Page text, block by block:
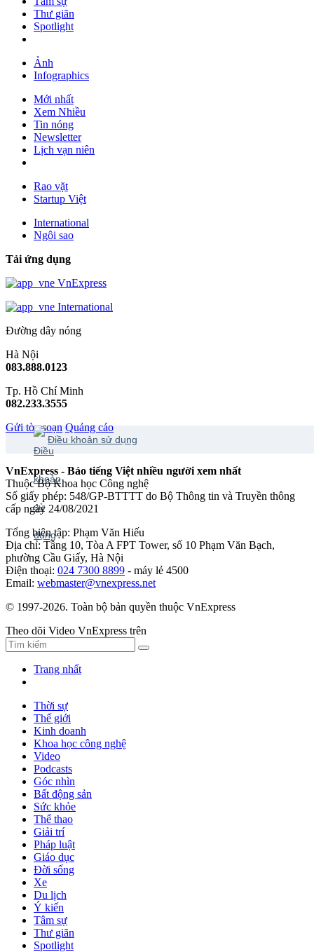
Thư giãn
Spotlight
Ảnh
Infographics
Mới nhất
Xem Nhiều
Tin nóng
Newsletter
Lịch vạn niên
Rao vặt
Startup Việt
International
Ngôi sao
Tải ứng dụng
VnExpress
International
Đường dây nóng
Hà Nội
083.888.0123
Tp. Hồ Chí Minh
082.233.3555
Gửi tòa soạn Quảng cáo
Điều khoản sử dụng
VnExpress - Báo tiếng Việt nhiều người xem nhất
Thuộc Bộ Khoa học Công nghệ
Số giấy phép: 548/GP-BTTTT do Bộ Thông tin và Truyền thông
cấp ngày 24/08/2021
Tổng biên tập: Phạm Văn Hiếu
Địa chỉ: Tầng 10, Tòa A FPT Tower, số 10 Phạm Văn Bạch,
phường Cầu Giấy, Hà Nội
Điện thoại: 024 7300 8899 - máy lẻ 4500
Email: webmaster@vnexpress.net
© 1997-2026. Toàn bộ bản quyền thuộc VnExpress
Theo dõi Video VnExpress trên
Trang nhất
Thời sự
Thế giới
Kinh doanh
Khoa học công nghệ
Video
Podcasts
Góc nhìn
Bất động sản
Sức khỏe
Thể thao
Giải trí
Pháp luật
Giáo dục
Đời sống
Xe
Du lịch
Ý kiến
Tâm sự
Thư giãn
Spotlight